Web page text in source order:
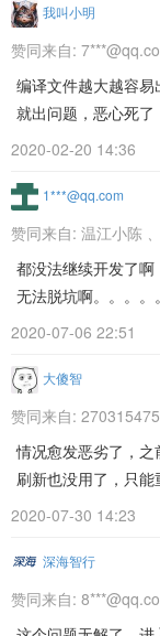
我叫小明
赞同来自:
编译文件越大越容
就出问题，恶心死了
2020-02-20 14:36
1***@qq.com
赞同来自: 温江小陈
都没法继续开发了啊
无法脱坑啊。。。。。
2020-07-06 22:51
大傻智
赞同来自: 270315475
情况愈发恶劣了，
刷新也没用了，只能
2020-07-30 14:23
深海智行
赞同来自: